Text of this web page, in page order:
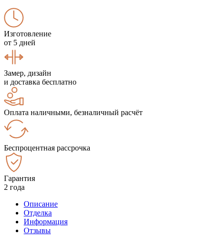
Изготовление
от 5 дней
Замер, дизайн
и доставка бесплатно
Оплата наличными, безналичный расчёт
Беспроцентная рассрочка
Гарантия
2 года
Описание
Отделка
Информация
Отзывы